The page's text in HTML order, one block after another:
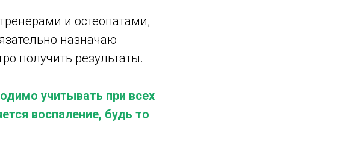
и остеопатами,
назначаю
получить результаты.
учитывать при всех
воспаление, будь то